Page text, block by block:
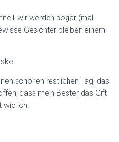
wir werden sogar (mal
Gesichter bleiben einem
schönen restlichen Tag, das
dass mein Bester das Gift
wie ich.